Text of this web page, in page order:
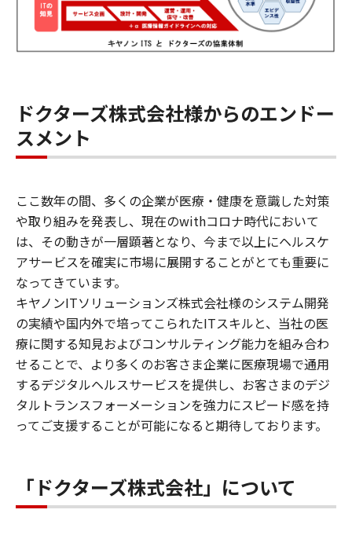
ドクターズ株式会社様からのエンドー
スメント
ここ数年の間、多くの企業が医療・健康を意識した対策
や取り組みを発表し、現在のwithコロナ時代において
は、その動きが一層顕著となり、今まで以上にヘルスケ
アサービスを確実に市場に展開することがとても重要に
なってきています。
キヤノンITソリューションズ株式会社様のシステム開発
の実績や国内外で培ってこられたITスキルと、当社の医
療に関する知見およびコンサルティング能力を組み合わ
せることで、より多くのお客さま企業に医療現場で通用
するデジタルヘルスサービスを提供し、お客さまのデジ
タルトランスフォーメーションを強力にスピード感を持
ってご支援することが可能になると期待しております。
「ドクターズ株式会社」について